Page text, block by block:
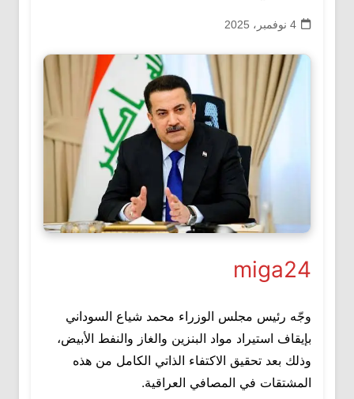
4 نوفمبر، 2025
miga24
وجّه رئيس مجلس الوزراء محمد شياع السوداني
بإيقاف استيراد مواد البنزين والغاز والنفط الأبيض،
وذلك بعد تحقيق الاكتفاء الذاتي الكامل من هذه
المشتقات في المصافي العراقية.